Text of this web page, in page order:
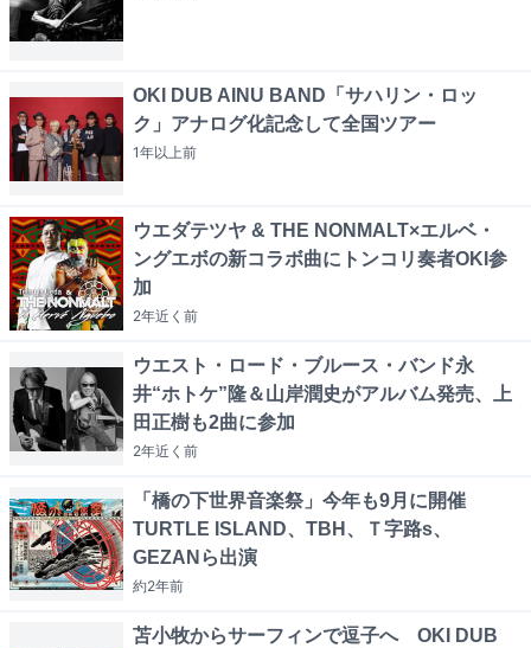
OKI DUB AINU BAND「サハリン・ロッ
ク」アナログ化記念して全国ツアー
1年以上前
ウエダテツヤ & THE NONMALT×エルベ・
ングエボの新コラボ曲にトンコリ奏者OKI参
加
2年近く 前
ウエスト・ロード・ブルース・バンド永
井“ホトケ”隆＆山岸潤史がアルバム発売、上
田正樹も2曲に参加
2年近く 前
「橋の下世界音楽祭」今年も9月に開催
TURTLE ISLAND、TBH、Ｔ字路s、
GEZANら出演
約2年前
苫小牧からサーフィンで逗子へ OKI DUB